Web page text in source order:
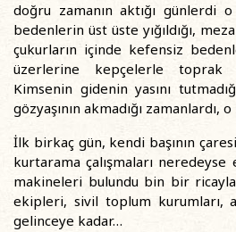
doğru zamanın aktığı günlerdi
bedenlerin üst üste yığıldığı,
çukurların içinde kefensiz
üzerlerine kepçelerle toprak
Kimsenin gidenin yasını
gözyaşının akmadığı zamanlardı,
İlk birkaç gün, kendi başının
kurtarama çalışmaları neredeyse
makineleri bulundu bin bir
ekipleri, sivil toplum kurumları,
gelinceye kadar…